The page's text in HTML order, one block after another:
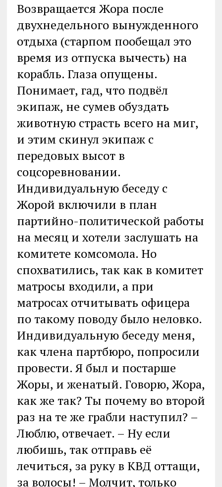
Возвращается Жора после
двухнедельного вынужденного
отдыха (старпом пообещал это
время из отпуска вычесть) на
корабль. Глаза опущены.
Понимает, гад, что подвёл
экипаж, не сумев обуздать
животную страсть всего на миг,
и этим скинул экипаж с
передовых высот в
соцсоревновании.
Индивидуальную беседу с
Жорой включили в план
партийно-политической работы
на месяц и хотели заслушать на
комитете комсомола. Но
спохватились, так как в комитет
матросы входили, а при
матросах отчитывать офицера
по такому поводу было неловко.
Индивидуальную беседу меня,
как члена партбюро, попросили
провести. Я был и постарше
Жоры, и женатый. Говорю, Жора,
как же так? Ты почему во второй
раз на те же грабли наступил? –
Люблю, отвечает. – Ну если
любишь, так отправь её
лечиться, за руку в КВД оттащи,
за волосы! – Молчит, только